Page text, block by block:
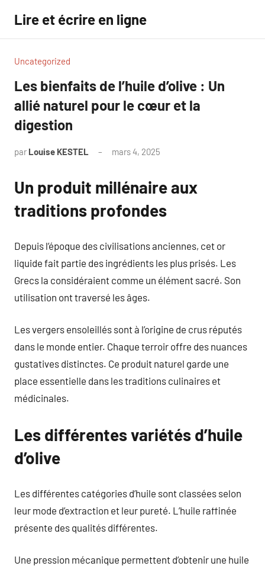
contenu
Lire et écrire en ligne
Uncategorized
Les bienfaits de l’huile d’olive : Un
allié naturel pour le cœur et la
digestion
par Louise KESTEL mars 4, 2025
Un produit millénaire aux
traditions profondes
Depuis l’époque des civilisations anciennes, cet or
liquide fait partie des ingrédients les plus prisés. Les
Grecs la considéraient comme un élément sacré. Son
utilisation ont traversé les âges.
Les vergers ensoleillés sont à l’origine de crus réputés
dans le monde entier. Chaque terroir offre des nuances
gustatives distinctes. Ce produit naturel garde une
place essentielle dans les traditions culinaires et
médicinales.
Les différentes variétés d’huile
d’olive
Les différentes catégories d’huile sont classées selon
leur mode d’extraction et leur pureté. L’huile raffinée
présente des qualités différentes.
Une pression mécanique permettent d’obtenir une huile